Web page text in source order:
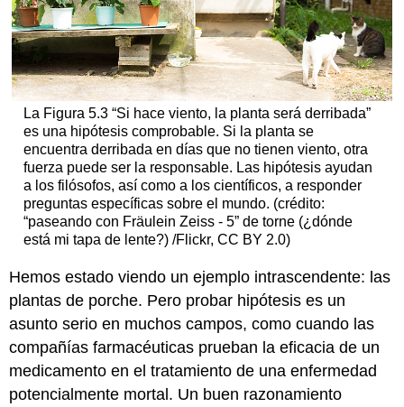
La Figura 5.3 “Si hace viento, la planta será derribada”
es una hipótesis comprobable. Si la planta se
encuentra derribada en días que no tienen viento, otra
fuerza puede ser la responsable. Las hipótesis ayudan
a los filósofos, así como a los científicos, a responder
preguntas específicas sobre el mundo. (crédito:
“paseando con Fräulein Zeiss - 5” de torne (¿dónde
está mi tapa de lente?) /Flickr, CC BY 2.0)
Hemos estado viendo un ejemplo intrascendente: las
plantas de porche. Pero probar hipótesis es un
asunto serio en muchos campos, como cuando las
compañías farmacéuticas prueban la eficacia de un
medicamento en el tratamiento de una enfermedad
potencialmente mortal. Un buen razonamiento